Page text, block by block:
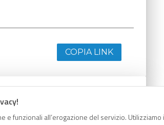
e funzionali all’erogazione del servizio. Utilizziamo
COPIA LINK